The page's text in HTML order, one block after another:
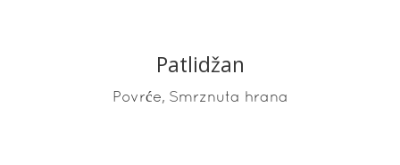
Patlidžan
Povrće, Smrznuta hrana